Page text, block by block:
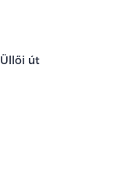
Üllői út